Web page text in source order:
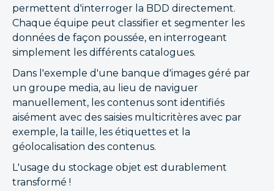
permettent d'interroger la BDD directement.
Chaque équipe peut classifier et segmenter les
données de façon poussée, en interrogeant
simplement les différents catalogues.
Dans l'exemple d'une banque d'images géré par
un groupe media, au lieu de naviguer
manuellement, les contenus sont identifiés
aisément avec des saisies multicritères avec par
exemple, la taille, les étiquettes et la
géolocalisation des contenus.
L'usage du stockage objet est durablement
transformé !